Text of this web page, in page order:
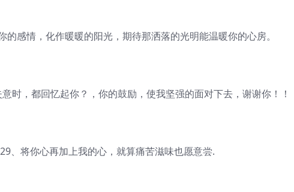
感情，化作暖暖的阳光，期待那洒落的光明能温暖你的心房。
，都回忆起你？，你的鼓励，使我坚强的面对下去，谢谢你！！
将你心再加上我的心，就算痛苦滋味也愿意尝.